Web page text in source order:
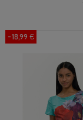
-18,99 €